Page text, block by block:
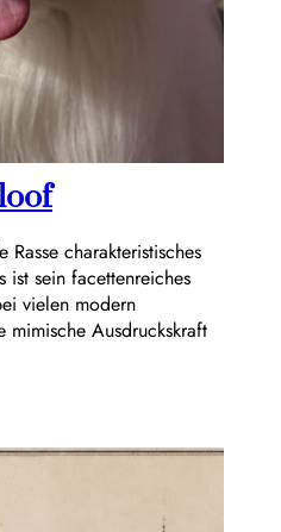
charakteristisches
ist sein facettenreiches
vielen modern
mimische Ausdruckskraft